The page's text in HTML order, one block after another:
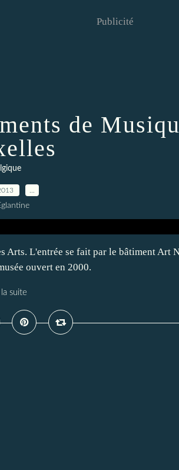
Publicité
de
Arts. L'entrée se fait par le bâtiment Art
ouvert en 2000.
suite